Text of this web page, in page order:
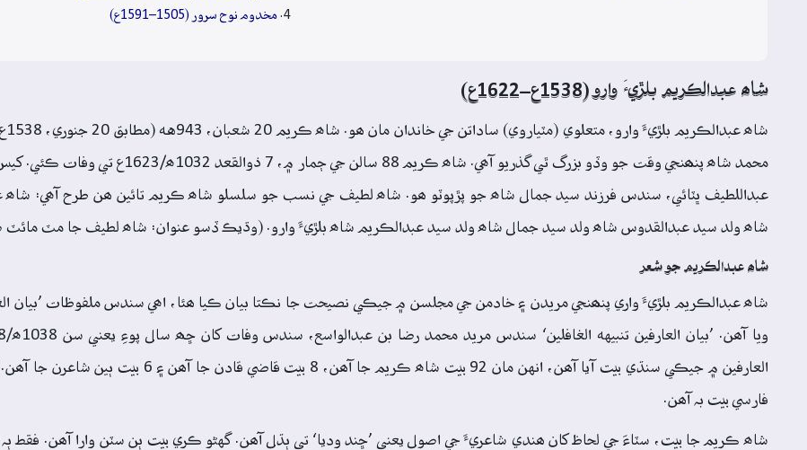
مخدوم نوح سرور (1505–1591ع)
شاھ عبدالڪريم بلڙيءَ وارو (1538ع–1622ع)
محمد شاھ پنھنجي وقت جو وڏو بزرگ ٿي گذريو آھي. شاھ
عبداللطيف ڀٽائي، سندس فرزند سيد جمال شاھ جو پڙپوٽو ھو. شاھ لطيف جي نسب جو سلسلو شاھ ڪريم تائين ھن طرح آھي: شاھ
شاھ ولد سيد عبدالقدوس شاھ ولد سيد جمال شاھ ولد سيد عبدالڪريم شاھ بلڙيءَ وارو. (وڌيڪ ڏسو عنوان: شاھ لطيف جا مٽ مائٽ
شاھ عبدالڪريم جو شعر
شاھ عبدالڪريم بلڙيءَ واري پنھنجي مريدن ۽ خادمن جي مجلسن ۾ جيڪي نصيحت جا نڪتا بيان ڪيا ھئا، اھي سندس ملفوظات ’بيان
فارسي بيت بہ آھن.
شاھ ڪريم جا بيت، سٽاءَ جي لحاظ کان ھندي شاعريءَ جي اصول يعني ’ڇند وديا‘ تي ٻڌل آھن. گهڻو ڪري بيت ٻن سٽن وارا آھن. فقط ٻہ